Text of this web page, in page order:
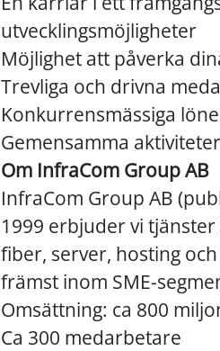
utvecklingsmöjligheter
Möjlighet att påverka
Trevliga och drivna
Konkurrensmässiga
Gemensamma
Om InfraCom Group AB
InfraCom Group AB
1999 erbjuder vi
fiber, server, hosting
främst inom SME-
Omsättning: ca 800
Ca 300 medarbetare